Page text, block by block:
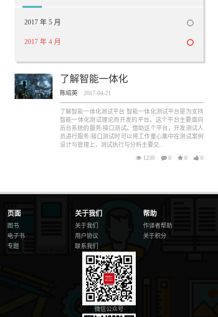
2017 年 5 月
2017 年 4 月
了解智能一体化
陈绍英 2017-04-21
了解智能一体化测试平台 智能一体化测试平台是为支持
智能一体化测试理论而开发的平台，这个平台主要面向
后台系统的服务/接口测试。借助这个平台，开发测试人
员进行服务/接口测试时可以将工作重心集中在测试案例
设计与管理上，测试执行与分析主要交...
1239
0 0 0
页面
图书
电子书
专题
关于我们
关于我们
用户协议
联系我们
帮助
作译者帮助
关于积分
微信公众号